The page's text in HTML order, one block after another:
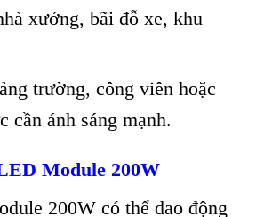
xưởng, bãi đỗ xe, khu
trường, công viên hoặc
cần ánh sáng mạnh.
Module 200W
200W có thể dao động